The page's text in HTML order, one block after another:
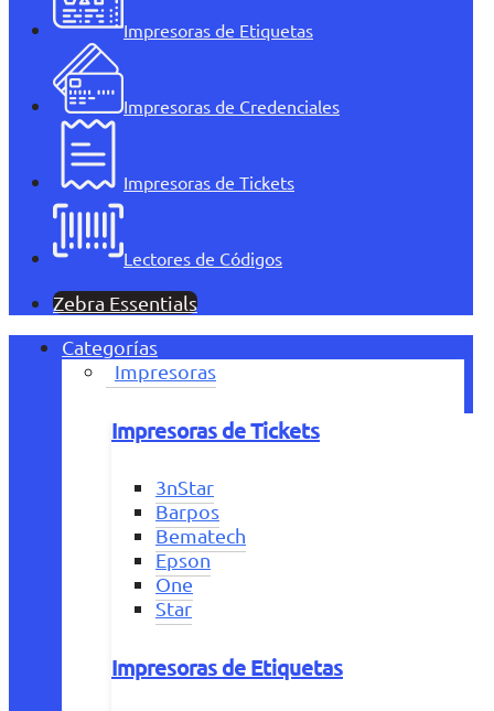
Impresoras de Etiquetas
Impresoras de Credenciales
Impresoras de Tickets
Lectores de Códigos
Zebra Essentials
Categorías
Impresoras
Impresoras de Tickets
3nStar
Barpos
Bematech
Epson
One
Star
Impresoras de Etiquetas